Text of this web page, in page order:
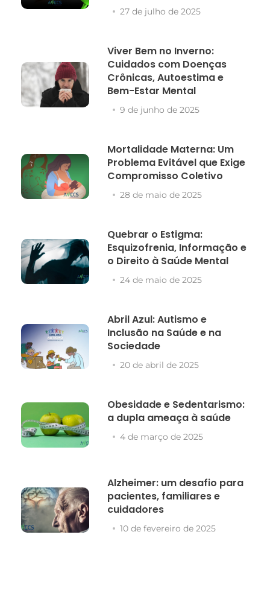
27 de julho de 2025
Viver Bem no Inverno:
Cuidados com Doenças
Crônicas, Autoestima e
Bem-Estar Mental
9 de junho de 2025
Mortalidade Materna: Um
Problema Evitável que Exige
Compromisso Coletivo
28 de maio de 2025
Quebrar o Estigma:
Esquizofrenia, Informação e
o Direito à Saúde Mental
24 de maio de 2025
Abril Azul: Autismo e
Inclusão na Saúde e na
Sociedade
20 de abril de 2025
Obesidade e Sedentarismo:
a dupla ameaça à saúde
4 de março de 2025
Alzheimer: um desafio para
pacientes, familiares e
cuidadores
10 de fevereiro de 2025